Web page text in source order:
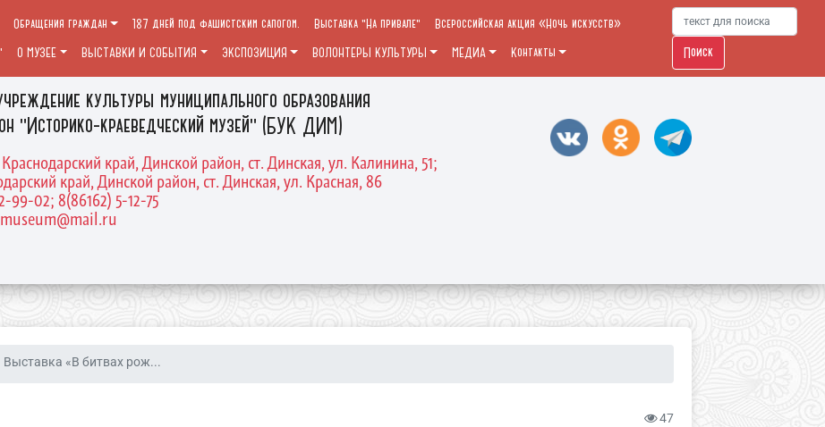
культуры муниципального образования
"Историко-краеведческий музей" (БУК ДИМ)
край, Динской район, ст. Динская, ул. Калинина, 51;
край, Динской район, ст. Динская, ул. Красная, 86
99-02; 8(86162) 5-12-75
Обращения граждан 187 дней под фашистским сапогом. Выставка "На привале"
Всероссийская акция «Ночь искусств»
О МУЗЕЕ ВЫСТАВКИ И СОБЫТИЯ ЭКСПОЗИЦИЯ ВОЛОНТЕРЫ КУЛЬТУРЫ МЕДИА Контакты Поиск
Выставка «В битвах рож...
47